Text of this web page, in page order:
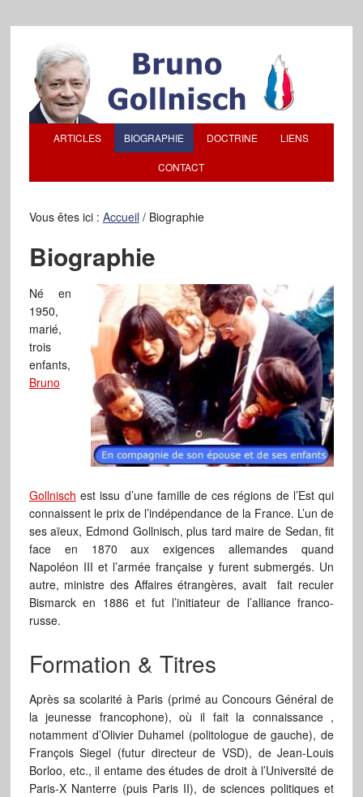
ARTICLES BIOGRAPHIE DOCTRINE LIENS
CONTACT
Vous êtes ici : Accueil /Biographie
Biographie
Né en
1950,
marié,
trois
enfants,
Bruno
Gollnisch est issu d’une famille de ces régions de l’Est qui
connaissent le prix de l’indépendance de la France. L’un de
ses aïeux, Edmond Gollnisch, plus tard maire de Sedan, fit
face en 1870 aux exigences allemandes quand
Napoléon III et l’armée française y furent submergés. Un
autre, ministre des Affaires étrangères, avait fait reculer
Bismarck en 1886 et fut l’initiateur de l’alliance franco-
russe.
Formation & Titres
Après sa scolarité à Paris (primé au Concours Général de
la jeunesse francophone), où il fait la connaissance ,
notamment d’Olivier Duhamel (politologue de gauche), de
François Siegel (futur directeur de VSD), de Jean-Louis
Borloo, etc., il entame des études de droit à l’Université de
Paris-X Nanterre (puis Paris II), de sciences politiques et